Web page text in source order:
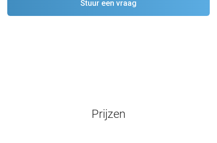
Prijzen